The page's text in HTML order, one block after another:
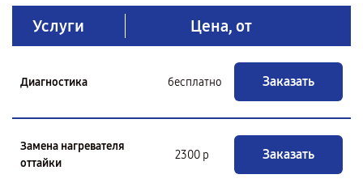
Услуги Цена, от
Диагностика бесплатно Заказать
Замена нагревателя
оттайки
2300 р Заказать